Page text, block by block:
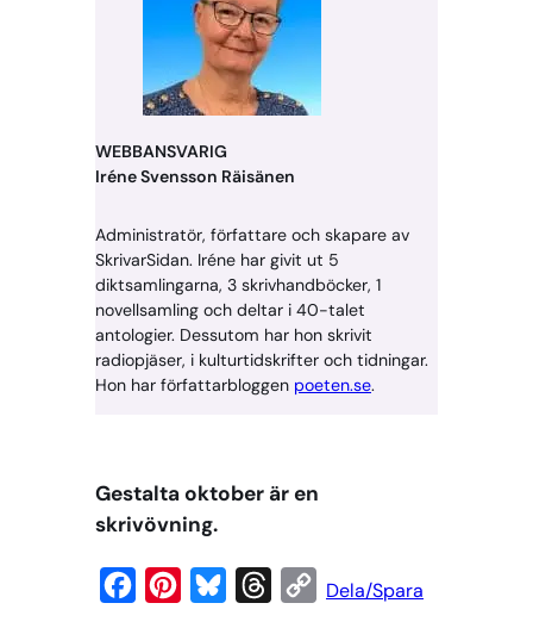
WEBBANSVARIG
Iréne Svensson Räisänen
Administratör, författare och skapare av
SkrivarSidan. Iréne har givit ut 5
diktsamlingarna, 3 skrivhandböcker, 1
novellsamling och deltar i 40-talet
antologier. Dessutom har hon skrivit
radiopjäser, i kulturtidskrifter och tidningar.
Hon har författarbloggen poeten.se.
Gestalta oktober är en
skrivövning.
CDela/Spara